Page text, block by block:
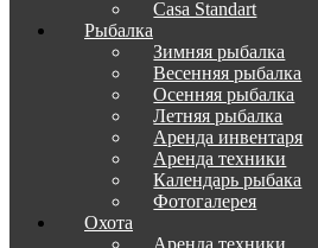
Casa Standart
Рыбалка
Зимняя рыбалка
Весенняя рыбалка
Осенняя рыбалка
Летняя рыбалка
Аренда инвентаря
Аренда техники
Календарь рыбака
Фотогалерея
Охота
Аренда техники